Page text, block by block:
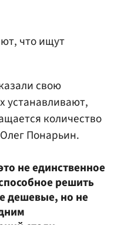
что ищут
свою
устанавливают,
количество
Понарьин.
не единственное
решить
дешевые, но не